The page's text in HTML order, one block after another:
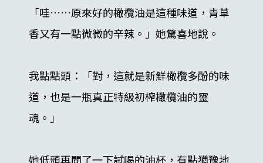
「哇……原來好的橄欖油是這種味道，青草
香又有一點微微的辛辣。」她驚喜地說。
我點點頭：「對，這就是新鮮橄欖多酚的味
道，也是一瓶真正特級初榨橄欖油的靈
魂。」
她低頭再聞了一下試喝的油杯，有點猶豫地